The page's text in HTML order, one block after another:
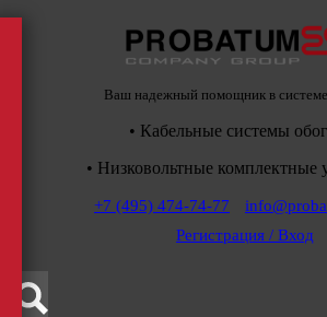
Ваш надежный помощник в системе
• Кабельные системы
• Низковольтные комплектные
+7 (495) 474-74-77
Регистрация / Вход